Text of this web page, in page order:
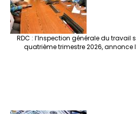
RDC : l’Inspection générale du travail
quatrième trimestre 2026, annonce